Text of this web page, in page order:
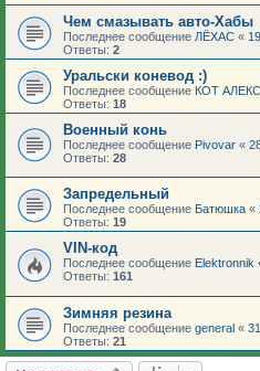
Чем смазывать авто-Хабы
Последнее сообщение ЛЁХАС «
Ответы: 2
Уральски коневод :)
Последнее сообщение КОТ АЛЕКС
Ответы: 18
Военный конь
Последнее сообщение Pivovar «
Ответы: 28
Запредельный
Последнее сообщение Батюшка «
Ответы: 19
VIN-код
Последнее сообщение Elektronnik
Ответы: 161
Зимняя резина
Последнее сообщение general «
Ответы: 21